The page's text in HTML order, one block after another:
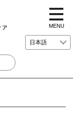
ア
t
o
g
g
e
i
i
MENU